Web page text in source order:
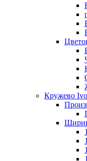
Кружево